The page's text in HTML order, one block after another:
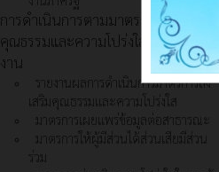
การดำเนินการตามมาตรการส่งเสริม
คุณธรรมและความโปร่งใสภายในหน่วย
งาน
รายงานผลการดำเนินการมาตรการส่ง
เสริมคุณธรรมและความโปร่งใส
มาตรการเผยแพร่ข้อมูลต่อสาธารณะ
มาตรการให้ผู้มีส่วนได้ส่วนเสียมีส่วน
ร่วม